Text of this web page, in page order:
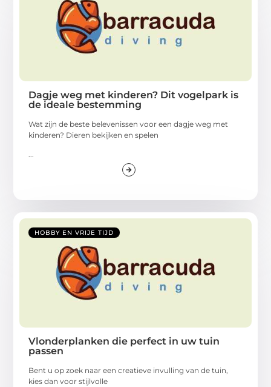
Dagje weg met kinderen? Dit vogelpark is
de ideale bestemming
Wat zijn de beste belevenissen voor een dagje weg met
kinderen? Dieren bekijken en spelen
...
HOBBY EN VRIJE TIJD
Vlonderplanken die perfect in uw tuin
passen
Bent u op zoek naar een creatieve invulling van de tuin,
kies dan voor stijlvolle